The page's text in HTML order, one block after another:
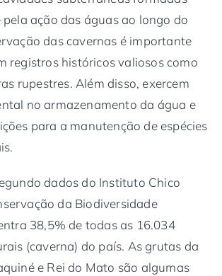
ação das águas ao longo do
das cavernas é importante
registros históricos valiosos como
rupestres. Além disso, exercem
no armazenamento da água e
para a manutenção de espécies
dados do Instituto Chico
da Biodiversidade
38,5% de todas as 16.034
(caverna) do país. As grutas da
e Rei do Mato são algumas